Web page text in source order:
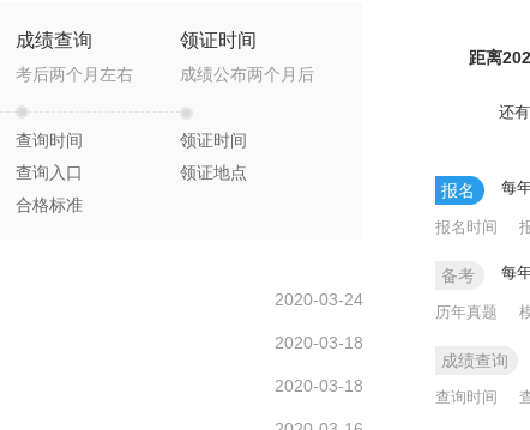
成绩查询
考后两个月左右
查询时间
查询入口
合格标准
领证时间
成绩公布两个月后
领证时间
领证地点
2020-03-24
2020-03-18
2020-03-18
距离
还有
报名 每
报名时间
备考 每
历年真题
成绩查询
查询时间